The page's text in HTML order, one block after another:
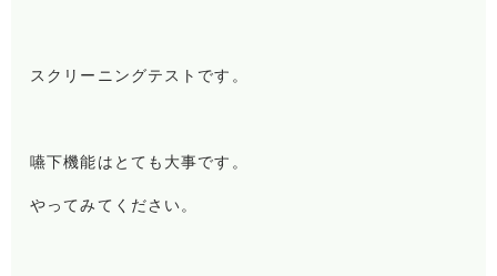
スクリーニングテストです。
嚥下機能はとても大事です。
やってみてください。